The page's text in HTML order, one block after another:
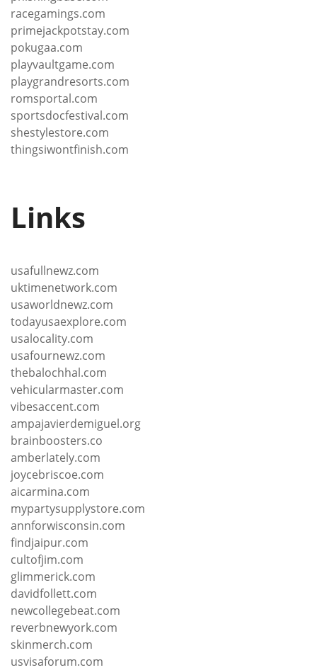
racegamings.com
primejackpotstay.com
pokugaa.com
playvaultgame.com
playgrandresorts.com
romsportal.com
sportsdocfestival.com
shestylestore.com
thingsiwontfinish.com
Links
usafullnewz.com
uktimenetwork.com
usaworldnewz.com
todayusaexplore.com
usalocality.com
usafournewz.com
thebalochhal.com
vehicularmaster.com
vibesaccent.com
ampajavierdemiguel.org
brainboosters.co
amberlately.com
joycebriscoe.com
aicarmina.com
mypartysupplystore.com
annforwisconsin.com
findjaipur.com
cultofjim.com
glimmerick.com
davidfollett.com
newcollegebeat.com
reverbnewyork.com
skinmerch.com
usvisaforum.com